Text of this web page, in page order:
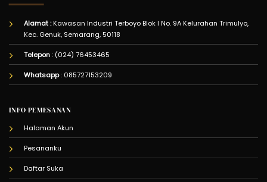
Alamat :Kawasan Industri Terboyo Blok I No. 9A Kelurahan Trimulyo,
Kec. Genuk, Semarang, 50118
Telepon: (024) 76453465
Whatsapp: 085727153209
INFO PEMESANAN
Halaman Akun
Pesananku
Daftar Suka